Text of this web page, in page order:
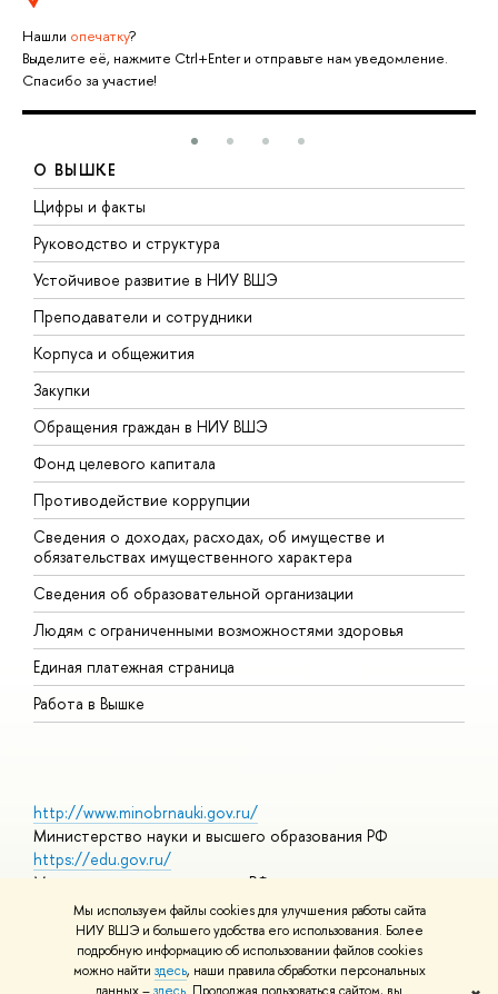
Мы используем файлы cookies для улучшения работы сайта
НИУ ВШЭ и большего удобства его использования. Более
подробную информацию об использовании файлов cookies
можно найти здесь, наши правила обработки персональных
Нашли опечатку?
Выделите её, нажмите Ctrl+Enter и отправьте нам уведомление.
Спасибо за участие!
О ВЫШКЕ
Цифры и факты
Руководство и структура
Устойчивое развитие в НИУ ВШЭ
Преподаватели и сотрудники
Корпуса и общежития
Закупки
Обращения граждан в НИУ ВШЭ
Фонд целевого капитала
Противодействие коррупции
Сведения о доходах, расходах, об имуществе и
обязательствах имущественного характера
Сведения об образовательной организации
Людям с ограниченными возможностями здоровья
Единая платежная страница
Работа в Вышке
http://www.minobrnauki.gov.ru/
Министерство науки и высшего образования РФ
https://edu.gov.ru/
Министерство просвещения РФ
https://elearning.hse.ru/mooc
Массовые открытые онлайн-курсы